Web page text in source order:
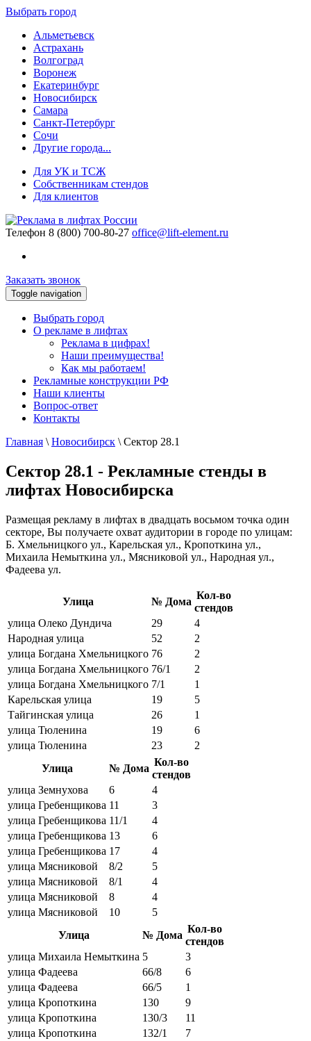
Выбрать город
Альметьевск
Астрахань
Волгоград
Воронеж
Екатеринбург
Новосибирск
Самара
Санкт-Петербург
Сочи
Другие города...
Для УК и ТСЖ
Собственникам стендов
Для клиентов
Телефон 8 (800) 700-80-27 office@lift-element.ru
Заказать звонок
Toggle navigation
Выбрать город
О рекламе в лифтах
Реклама в цифрах!
Наши преимущества!
Как мы работаем!
Рекламные конструкции РФ
Наши клиенты
Вопрос-ответ
Контакты
Главная \ Новосибирск \ Сектор 28.1
Сектор 28.1 - Рекламные стенды в
лифтах Новосибирска
Размещая рекламу в лифтах в двадцать восьмом точка один
секторе, Вы получаете охват аудитории в городе по улицам:
Б. Хмельницкого ул., Карельская ул., Кропоткина ул.,
Михаила Немыткина ул., Мясниковой ул., Народная ул.,
Фадеева ул.
Улица № Дома
Кол-во
стендов
улица Олеко Дундича
29
4
Народная улица
52
2
улица Богдана Хмельницкого 76
2
улица Богдана Хмельницкого 76/1
2
улица Богдана Хмельницкого 7/1
1
Карельская улица
19
5
Тайгинская улица
26
1
улица Тюленина
19
6
улица Тюленина
23
2
Улица
№ Дома
Кол-во
стендов
улица Земнухова
6
4
улица Гребенщикова 11
3
улица Гребенщикова 11/1
4
улица Гребенщикова 13
6
улица Гребенщикова 17
4
улица Мясниковой
8/2
5
улица Мясниковой
8/1
4
улица Мясниковой
8
4
улица Мясниковой
10
5
Улица
№ Дома
Кол-во
стендов
улица Михаила Немыткина 5
3
улица Фадеева
66/8
6
улица Фадеева
66/5
1
улица Кропоткина
130
9
улица Кропоткина
130/3
11
улица Кропоткина
132/1
7